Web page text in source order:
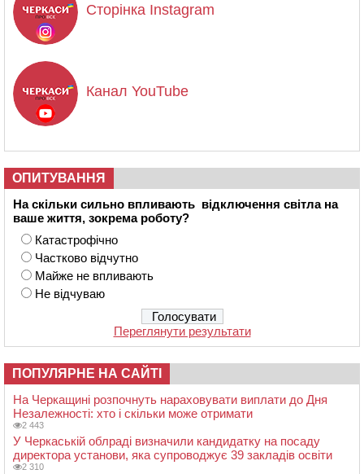
Сторінка Instagram
Канал YouTube
ОПИТУВАННЯ
На скільки сильно впливають відключення світла на
ваше життя, зокрема роботу?
Катастрофічно
Частково відчутно
Майже не впливають
Не відчуваю
Переглянути результати
ПОПУЛЯРНЕ НА САЙТІ
На Черкащині розпочнуть нараховувати виплати до Дня
Незалежності: хто і скільки може отримати
2 443
У Черкаській облраді визначили кандидатку на посаду
директора установи, яка супроводжує 39 закладів освіти
2 310